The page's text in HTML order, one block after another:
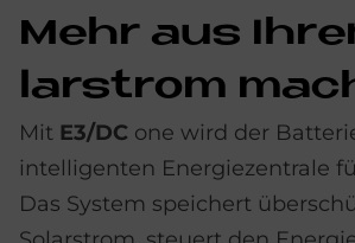
Mehr aus
lar­strom
Mit E3/DC one wird der
intelligenten Energiezentrale
Das System speichert